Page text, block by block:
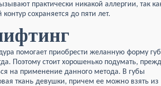
практически никакой аллергии, так
сохраняется до пяти лет.
помогает приобрести желанную форму
Поэтому стоит хорошенько подумать,
на применение данного метода. В губы
ткань девушки, причем ее можно взять из